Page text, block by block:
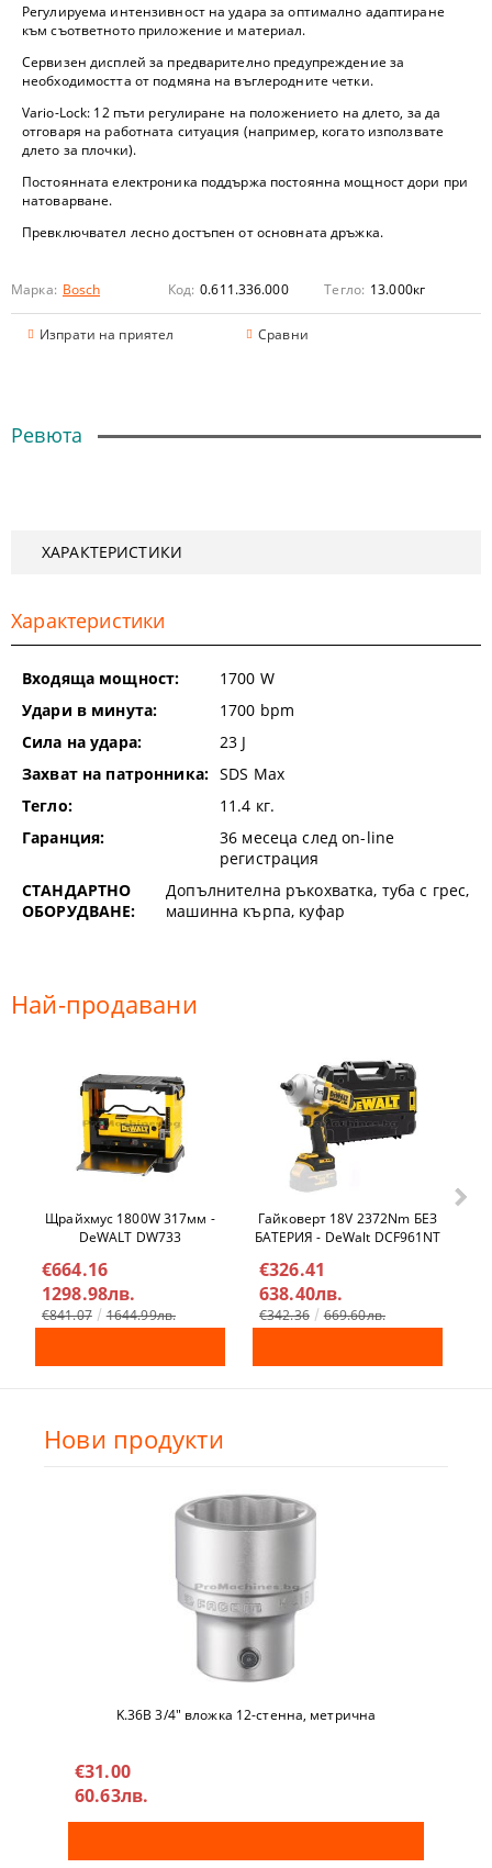
Регулируема интензивност на удара за оптимално адаптиране
към съответното приложение и материал.
Сервизен дисплей за предварително предупреждение за
необходимостта от подмяна на въглеродните четки.
Vario-Lock: 12 пъти регулиране на положението на длето, за да
отговаря на работната ситуация (например, когато използвате
длето за плочки).
Постоянната електроника поддържа постоянна мощност дори при
натоварване.
Превключвател лесно достъпен от основната дръжка.
Марка: Bosch Код: 0.611.336.000 Тегло: 13.000кг
Изпрати на приятел Сравни
Ревюта
ХАРАКТЕРИСТИКИ
Характеристики
Входяща мощност: 1700 W
Удари в минута:
1700 bpm
Сила на удара:
23 J
Захват на патронника: SDS Max
Тегло:
11.4 кг.
Гаранция:
36 месеца след on-line
регистрация
СТАНДАРТНО
ОБОРУДВАНЕ:
Допълнителна ръкохватка, туба с грес,
машинна кърпа, куфар
Най-продавани
Щрайхмус 1800W 317мм -
DeWALT DW733
€664.16
1298.98лв.
€841.07 1644.99лв.
Гайковерт 18V 2372Nm БЕЗ
БАТЕРИЯ - DeWalt DCF961NT
€326.41
638.40лв.
€342.36 669.60лв.
Нови продукти
K.36B 3/4" вложкa 12-стeннa, метричнa
€31.00
60.63лв.